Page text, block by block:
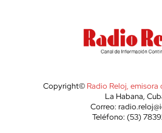
Copyright© Radio Reloj,
La Habana,
Correo:
Teléfono: (53)